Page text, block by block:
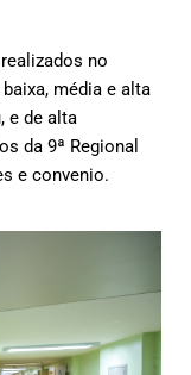
no
média e alta
e de alta
da 9ª Regional
e convenio.